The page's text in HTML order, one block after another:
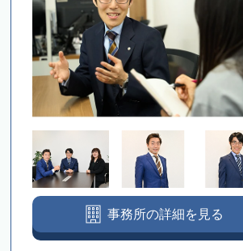
事務所の詳細を見る